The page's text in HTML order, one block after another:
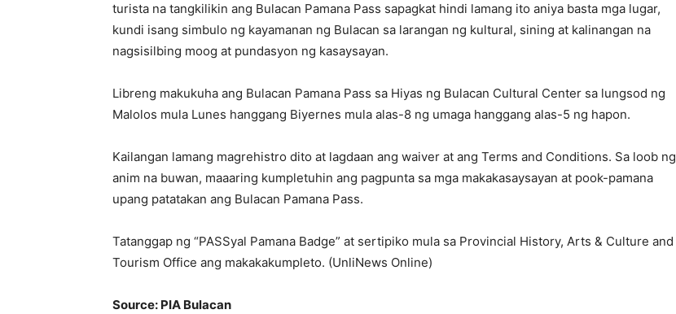
turista na tangkilikin ang Bulacan Pamana Pass sapagkat hindi lamang ito aniya basta mga lugar,
kundi isang simbulo ng kayamanan ng Bulacan sa larangan ng kultural, sining at kalinangan na
nagsisilbing moog at pundasyon ng kasaysayan.
Libreng makukuha ang Bulacan Pamana Pass sa Hiyas ng Bulacan Cultural Center sa lungsod ng
Malolos mula Lunes hanggang Biyernes mula alas-8 ng umaga hanggang alas-5 ng hapon.
Kailangan lamang magrehistro dito at lagdaan ang waiver at ang Terms and Conditions. Sa loob ng
anim na buwan, maaaring kumpletuhin ang pagpunta sa mga makakasaysayan at pook-pamana
upang patatakan ang Bulacan Pamana Pass.
Tatanggap ng “PASSyal Pamana Badge” at sertipiko mula sa Provincial History, Arts & Culture and
Tourism Office ang makakakumpleto. (UnliNews Online)
Source: PIA Bulacan